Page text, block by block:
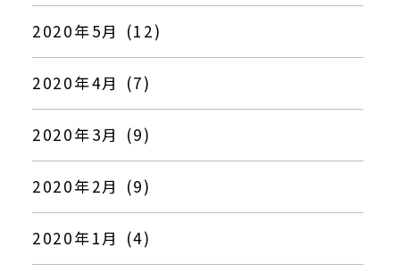
2020年5月 (12)
2020年4月 (7)
2020年3月 (9)
2020年2月 (9)
2020年1月 (4)